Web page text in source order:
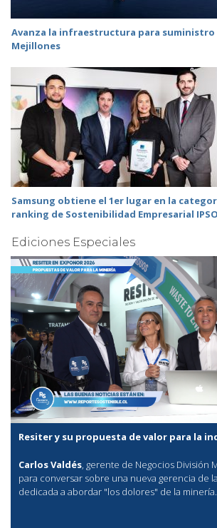
Avanza la infraestructura para suministro
Mejillones
Samsung obtiene el 1er lugar en la
ranking de Sostenibilidad Empresarial
Ediciones Especiales
Resiter y su propuesta de valor para la
Carlos Valdés, gerente de Negocios División
para conversar sobre una nueva gerencia de
dedicada a abordar "los dolores" de la minería.